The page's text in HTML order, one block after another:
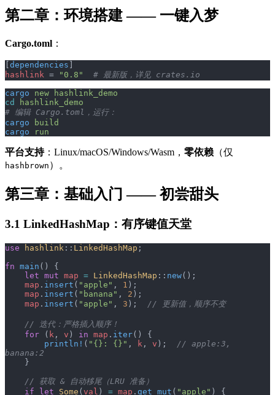
第二章：环境搭建 —— 一键入梦
Cargo.toml ：
dependencies
hashlink = "0.8"
  # 最新版，详见 crates.io
cargo new hashlink_demo
cd
hashlink_demo
# 编辑 Cargo.toml，运行：
cargo build
cargo run
平台支持：Linux/macOS/Windows/Wasm， 零依赖 （仅
hashbrown ）。
第三章：基础入门 —— 初尝甜头
3.1 LinkedHashMap：有序键值天堂
use hashlink :: LinkedHashMap ;
fn main () {
    let
mut map = LinkedHashMap :: new();
    map
. insert ( "apple" , 1 );
    map
. insert ( "banana" , 2 );
    map
. insert ( "apple" , 3 ); // 更新值，顺序不变
    // 迭代：严格插入顺序！
    for
( k , v ) in map . iter() {
        println!
( "{}: {}" , k , v ); // apple:3,
banana:2
    }
    // 获取 & 自动移尾（LRU 准备）
    if
let Some ( val ) = map . get_mut ( "apple" ) {